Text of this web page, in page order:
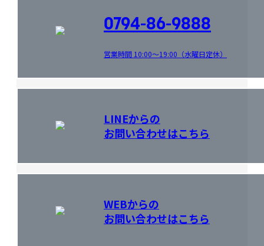
0794-86-9888
営業時間 10:00～19:00（水曜日定休）
LINEからの
お問い合わせはこちら
WEBからの
お問い合わせはこちら